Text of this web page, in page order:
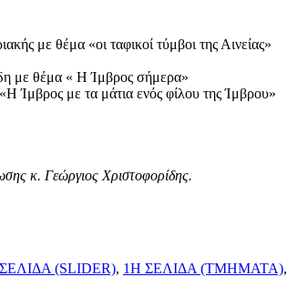
με θέμα «οι ταφικοί τύμβοι της Αινείας»
με θέμα « Η Ίμβρος σήμερα»
Ίμβρος με τα μάτια ενός φίλου της Ίμβρου»
κ. Γεώργιος Χριστοφορίδης.
(SLIDER), 1Η ΣΕΛΙΔΑ (ΤΜΗΜΑΤΑ),